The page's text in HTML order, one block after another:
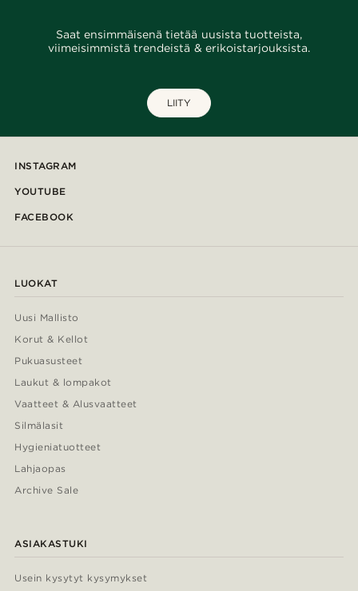
Saat ensimmäisenä tietää uusista tuotteista,
viimeisimmistä trendeistä & erikoistarjouksista.
LIITY
INSTAGRAM
YOUTUBE
FACEBOOK
LUOKAT
Uusi Mallisto
Korut & Kellot
Pukuasusteet
Laukut & lompakot
Vaatteet & Alusvaatteet
Silmälasit
Hygieniatuotteet
Lahjaopas
Archive Sale
ASIAKASTUKI
Usein kysytyt kysymykset